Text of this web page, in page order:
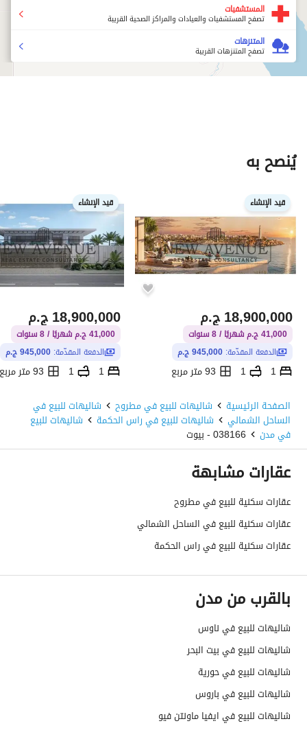
المستشفيات
تصفح المستشفيات والعيادات والمراكز الصحية القريبة
المتنزهات
تصفح المتنزهات القريبة
يُنصح به
قيد الإنشاء
ج.م18,900,000
41,000 ج.م شهريًا / 8 سنوات
الدفعة المقدّمة: 945,000 ج.م
1
1
93 متر مربع
قيد الإنشاء
ج.م18,900,000
41,000 ج.م شهريًا / 8 سنوات
الدفعة المقدّمة: 945,000 ج.م
1
1
93 متر مربع
الصفحة الرئيسية
شاليهات للبيع في مطروح شاليهات للبيع في
الساحل الشمالي شاليهات للبيع في راس الحكمة شاليهات للبيع
في مدن 038166 - بيوت
عقارات مشابهة
عقارات سكنية للبيع في مطروح
عقارات سكنية للبيع في الساحل الشمالي
عقارات سكنية للبيع في راس الحكمة
بالقرب من مدن
شاليهات للبيع في ناوس
شاليهات للبيع في بيت البحر
شاليهات للبيع في حورية
شاليهات للبيع في باروس
شاليهات للبيع في ايفيا ماونتن فيو